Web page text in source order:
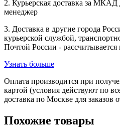
2. Курьерская доставка за МКАД
менеджер
3. Доставка в другие города
курьерской службой,
Почтой России -
Узнать больше
Оплата производится при
картой (условия действуют по
доставка по Москве для заказов
Похожие товары